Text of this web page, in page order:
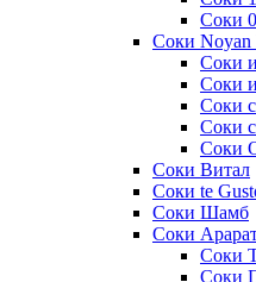
Соки
Соки Noyan
Соки
Соки
Соки
Соки
Соки
Соки Витал
Соки te
Соки Шамб
Соки
Соки
Соки